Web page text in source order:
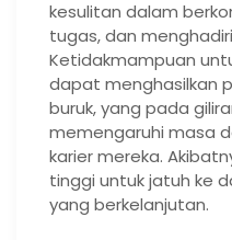
kesulitan dalam
tugas, dan
Ketidakmampuan
dapat menghasilkan
buruk, yang pada
memengaruhi masa
karier mereka.
tinggi untuk jatuh ke
yang berkelanjutan.